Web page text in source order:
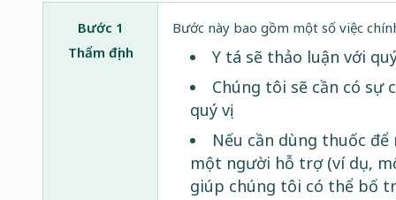
Bước 1
Thẩm định
Bước này bao gồm một số việc
Y tá sẽ thảo luận với
Chúng tôi sẽ cần có sự
quý vị.
Nếu cần dùng thuốc
một người hỗ trợ (ví dụ,
giúp chúng tôi có thể bố